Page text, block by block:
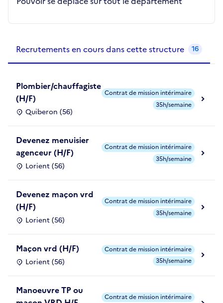
Recrutements en cours dans cette structure 16
Plombier/chauffagiste
(H/F)
Quiberon (56)
Contrat de mission intérimaire
35h/semaine
Devenez menuisier
agenceur (H/F)
Lorient (56)
Contrat de mission intérimaire
35h/semaine
Devenez maçon vrd
(H/F)
Lorient (56)
Contrat de mission intérimaire
35h/semaine
Maçon vrd (H/F)
Lorient (56)
Contrat de mission intérimaire
35h/semaine
Manoeuvre TP ou
Contrat de mission intérimaire